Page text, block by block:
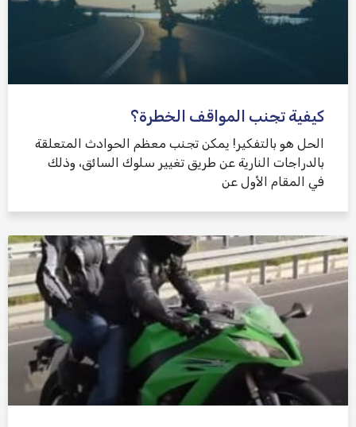
كيفية تجنب المواقف الخطرة؟
الحل هو بالتفكير! يمكن تجنب معظم الحوادث المتعلقة
بالدراجات النارية عن طريق تغيير سلوك السائق، وذلك
في المقام الأول عن